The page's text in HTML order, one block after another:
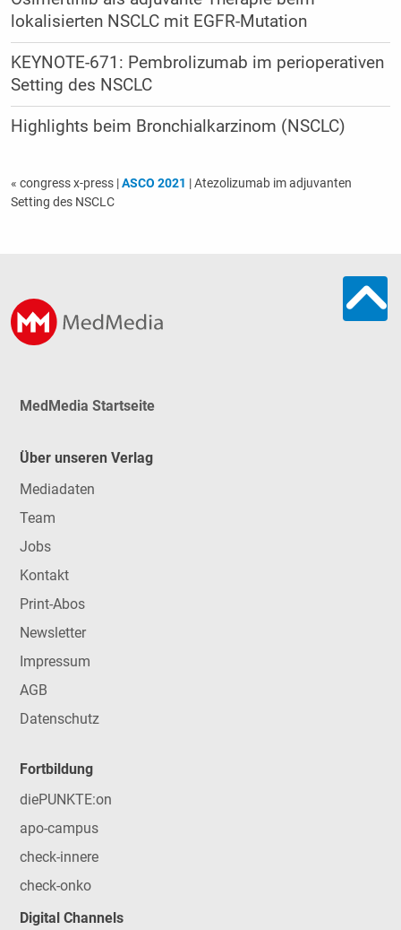
lokalisierten NSCLC mit EGFR-Mutation
KEYNOTE-671: Pembrolizumab im perioperativen
Setting des NSCLC
Highlights beim Bronchialkarzinom (NSCLC)
« congress x-press |ASCO 2021 | Atezolizumab im adjuvanten
Setting des NSCLC
MedMedia Startseite
Über unseren Verlag
Mediadaten
Team
Jobs
Kontakt
Print-Abos
Newsletter
Impressum
AGB
Datenschutz
Fortbildung
diePUNKTE:on
apo-campus
check-innere
check-onko
Digital Channels